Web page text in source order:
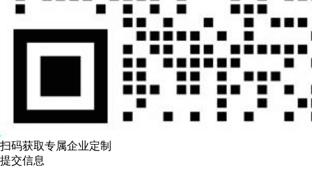
扫码获取专属企业定制
提交信息